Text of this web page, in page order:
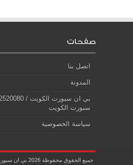
صفحات
اتصل بنا
المدونة
سبورت الكويت
سياسة الخصوصية